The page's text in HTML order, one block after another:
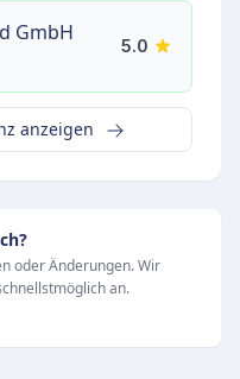
GmbH
5.0
anzeigen
oder Änderungen. Wir
an.